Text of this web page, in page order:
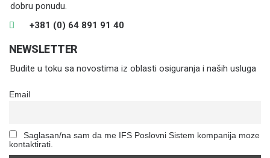
dobru ponudu.
+381 (0) 64 891 91 40
NEWSLETTER
Budite u toku sa novostima iz oblasti osiguranja i naših usluga
Email
Saglasan/na sam da me IFS Poslovni Sistem kompanija moze
kontaktirati.